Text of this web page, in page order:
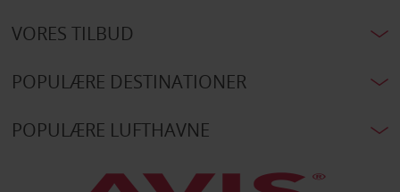
VORES TILBUD
POPULÆRE DESTINATIONER
POPULÆRE LUFTHAVNE